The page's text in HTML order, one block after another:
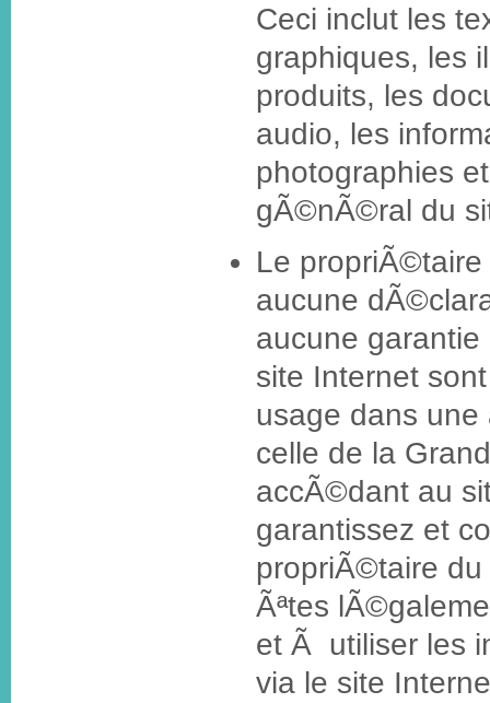
Ceci inclut les
graphiques, les
produits, les
audio, les
photographies
gÃ©nÃ©ral du
Le
aucune
aucune
site Internet
usage dans une
celle de la
accÃ©dant au
garantissez et
propriÃ©taire
Ãªtes
et Ã utiliser les
via le site